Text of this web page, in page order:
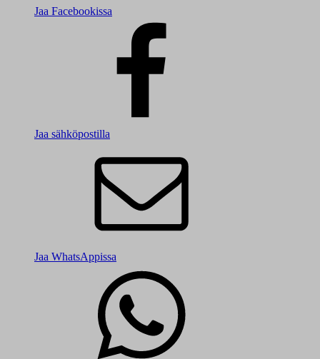
Jaa Facebookissa
Jaa sähköpostilla
Jaa WhatsAppissa